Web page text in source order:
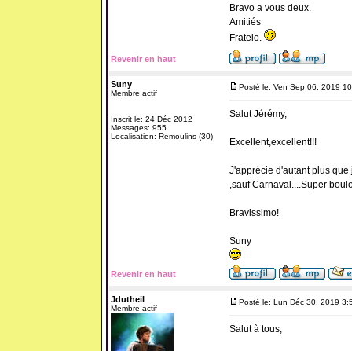
Bravo a vous deux.
Amitiés
Fratelo.
Revenir en haut
Suny
Membre actif
Inscrit le: 24 Déc 2012
Messages: 955
Localisation: Remoulins (30)
Posté le: Ven Sep 06, 2019
Salut Jérémy,
Excellent,excellent!!!
J'apprécie d'autant plus
,sauf Carnaval....Super
Bravissimo!
Suny
Revenir en haut
Jdutheil
Membre actif
Posté le: Lun Déc 30, 2019
Salut à tous,